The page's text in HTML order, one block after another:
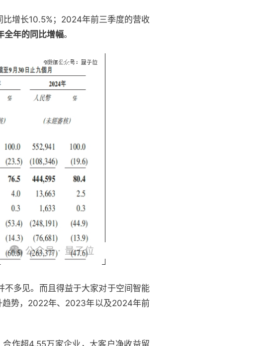
增长10.5%；2024年前三季度的营收
年的同比增幅。
多见。而且得益于大家对于空间智能
趋势，2022年、2023年以及2024年前